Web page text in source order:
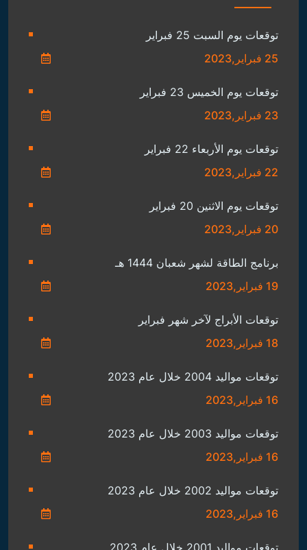
توقعات يوم السبت 25 فبراير
25 فبراير,2023
توقعات يوم الخميس 23 فبراير
23 فبراير,2023
توقعات يوم الأربعاء 22 فبراير
22 فبراير,2023
توقعات يوم الاثنين 20 فبراير
20 فبراير,2023
برنامج الطاقة لشهر شعبان 1444 هـ
19 فبراير,2023
توقعات الأبراج لآخر شهر فبراير
18 فبراير,2023
توقعات مواليد 2004 خلال عام 2023
16 فبراير,2023
توقعات مواليد 2003 خلال عام 2023
16 فبراير,2023
توقعات مواليد 2002 خلال عام 2023
16 فبراير,2023
توقعات مواليد 2001 خلال عام 2023